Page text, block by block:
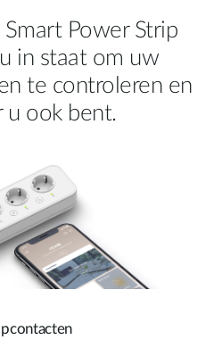
Power Strip
in staat om uw
te controleren en
u ook bent.